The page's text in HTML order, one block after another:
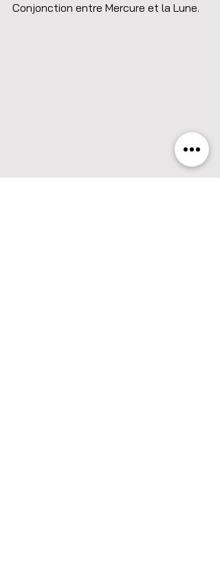
Conjonction entre Mercure et la Lune.